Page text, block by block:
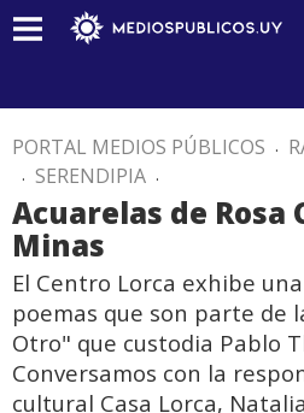
PORTAL MEDIOS PÚBLICOS .
. SERENDIPIA .
Acuarelas de Rosa
Minas
El Centro Lorca exhibe
poemas que son parte de
Otro" que custodia Pablo
Conversamos con la
cultural Casa Lorca,